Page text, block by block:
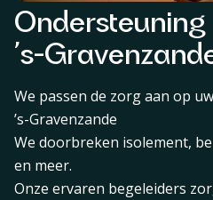
’s-
We passen de zorg aan op
’s-Gravenzande
We doorbreken isolement,
en meer.
Onze ervaren begeleiders